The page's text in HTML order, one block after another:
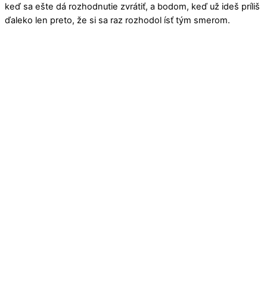
keď sa ešte dá rozhodnutie zvrátiť, a bodom, keď už ideš príliš
ďaleko len preto, že si sa raz rozhodol ísť tým smerom.